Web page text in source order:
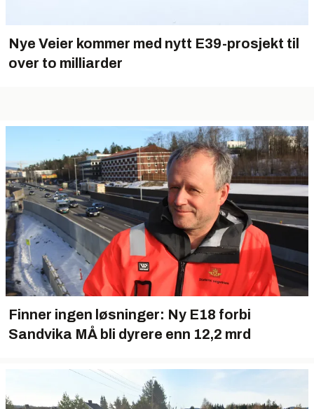
Nye Veier kommer med nytt E39-prosjekt til
over to milliarder
Finner ingen løsninger: Ny E18 forbi
Sandvika MÅ bli dyrere enn 12,2 mrd